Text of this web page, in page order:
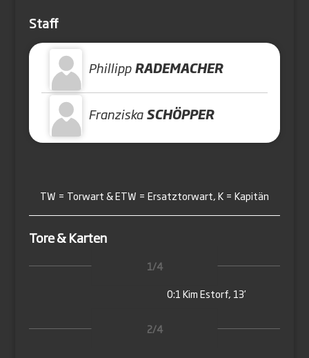
Staff
Phillipp RADEMACHER
Franziska SCHÖPPER
TW = Torwart & ETW = Ersatztorwart, K = Kapitän
Tore & Karten
1/4
0:1 Kim Estorf, 13’
2/4